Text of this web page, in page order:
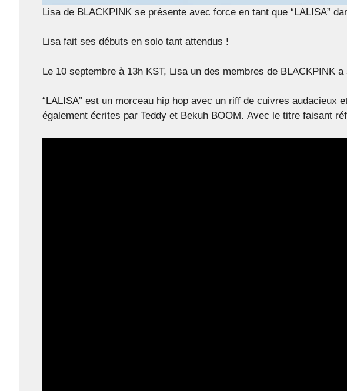
Lisa de BLACKPINK se présente avec force en tant que “LALISA”
Lisa fait ses débuts en solo tant attendus !
Le 10 septembre à 13h KST, Lisa un des membres de BLACKPINK
“LALISA” est un morceau hip hop avec un riff de cuivres
également écrites par Teddy et Bekuh BOOM. Avec le titre faisant